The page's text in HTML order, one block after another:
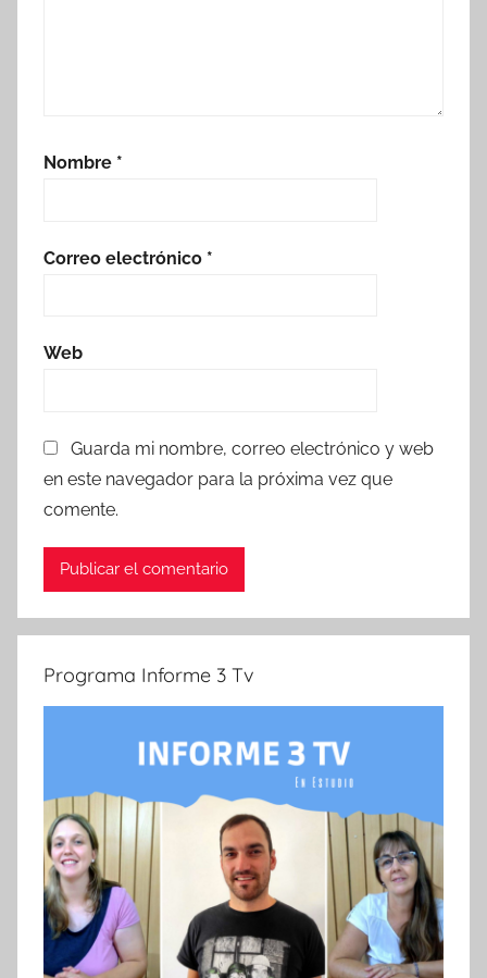
Nombre *
Correo electrónico *
Web
Guarda mi nombre, correo electrónico y web
en este navegador para la próxima vez que
comente.
Programa Informe 3 Tv